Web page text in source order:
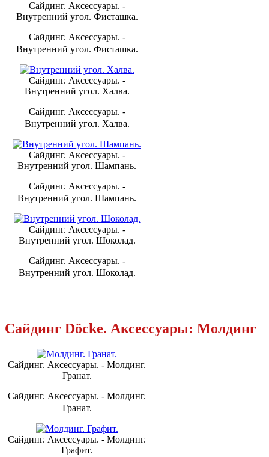
Сайдинг. Аксессуары. -
Внутренний угол. Фисташка.
Сайдинг. Аксессуары. -
Внутренний угол. Фисташка.
Сайдинг. Аксессуары. -
Внутренний угол. Халва.
Сайдинг. Аксессуары. -
Внутренний угол. Халва.
Сайдинг. Аксессуары. -
Внутренний угол. Шампань.
Сайдинг. Аксессуары. -
Внутренний угол. Шампань.
Сайдинг. Аксессуары. -
Внутренний угол. Шоколад.
Сайдинг. Аксессуары. -
Внутренний угол. Шоколад.
Сайдинг Döcke. Аксессуары: Молдинг
Сайдинг. Аксессуары. - Молдинг.
Гранат.
Сайдинг. Аксессуары. - Молдинг.
Гранат.
Сайдинг. Аксессуары. - Молдинг.
Графит.